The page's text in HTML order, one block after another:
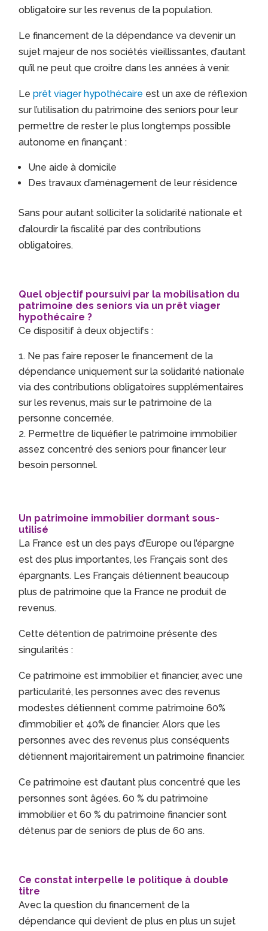
obligatoire sur les revenus de la population.
Le financement de la dépendance va devenir un
sujet majeur de nos sociétés vieillissantes, d’autant
qu’il ne peut que croitre dans les années à venir.
Leprêt viager hypothécaire est un axe de réflexion
sur l’utilisation du patrimoine des seniors pour leur
permettre de rester le plus longtemps possible
autonome en finançant :
Une aide à domicile
Des travaux d’aménagement de leur résidence
Sans pour autant solliciter la solidarité nationale et
d’alourdir la fiscalité par des contributions
obligatoires.
Quel objectif poursuivi par la mobilisation du
patrimoine des seniors via un prêt viager
hypothécaire ?
Ce dispositif à deux objectifs :
Ne pas faire reposer le financement de la
dépendance uniquement sur la solidarité nationale
via des contributions obligatoires supplémentaires
sur les revenus, mais sur le patrimoine de la
personne concernée.
Permettre de liquéfier le patrimoine immobilier
assez concentré des seniors pour financer leur
besoin personnel.
Un patrimoine immobilier dormant sous-
utilisé
La France est un des pays d’Europe ou l’épargne
est des plus importantes, les Français sont des
épargnants. Les Français détiennent beaucoup
plus de patrimoine que la France ne produit de
revenus.
Cette détention de patrimoine présente des
singularités :
Ce patrimoine est immobilier et financier, avec une
particularité, les personnes avec des revenus
modestes détiennent comme patrimoine 60%
d’immobilier et 40% de financier. Alors que les
personnes avec des revenus plus conséquents
détiennent majoritairement un patrimoine financier.
Ce patrimoine est d’autant plus concentré que les
personnes sont âgées. 60 % du patrimoine
immobilier et 60 % du patrimoine financier sont
détenus par de seniors de plus de 60 ans.
Ce constat interpelle le politique à double
titre
Avec la question du financement de la
dépendance qui devient de plus en plus un sujet